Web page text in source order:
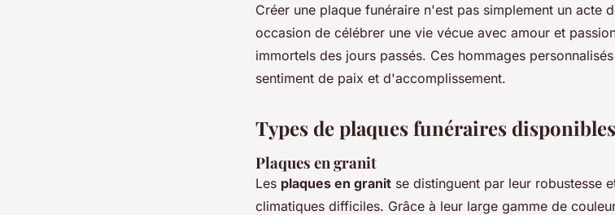
Créer une plaque funéraire n'est pas simplement un acte
occasion de célébrer une vie vécue avec amour et
immortels des jours passés. Ces hommages
sentiment de paix et d'accomplissement.
Types de plaques funéraires disponibles
Plaques en granit
Les plaques en granit se distinguent par leur robustesse
climatiques difficiles. Grâce à leur large gamme de